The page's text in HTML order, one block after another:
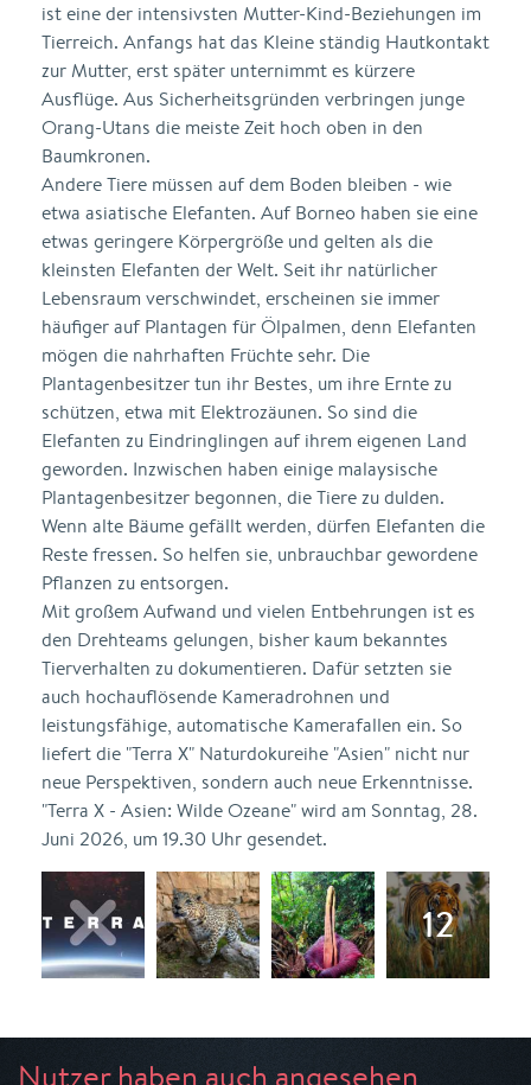
ist eine der intensivsten Mutter-Kind-Beziehungen im
Tierreich. Anfangs hat das Kleine ständig Hautkontakt
zur Mutter, erst später unternimmt es kürzere
Ausflüge. Aus Sicherheitsgründen verbringen junge
Orang-Utans die meiste Zeit hoch oben in den
Baumkronen.
Andere Tiere müssen auf dem Boden bleiben - wie
etwa asiatische Elefanten. Auf Borneo haben sie eine
etwas geringere Körpergröße und gelten als die
kleinsten Elefanten der Welt. Seit ihr natürlicher
Lebensraum verschwindet, erscheinen sie immer
häufiger auf Plantagen für Ölpalmen, denn Elefanten
mögen die nahrhaften Früchte sehr. Die
Plantagenbesitzer tun ihr Bestes, um ihre Ernte zu
schützen, etwa mit Elektrozäunen. So sind die
Elefanten zu Eindringlingen auf ihrem eigenen Land
geworden. Inzwischen haben einige malaysische
Plantagenbesitzer begonnen, die Tiere zu dulden.
Wenn alte Bäume gefällt werden, dürfen Elefanten die
Reste fressen. So helfen sie, unbrauchbar gewordene
Pflanzen zu entsorgen.
Mit großem Aufwand und vielen Entbehrungen ist es
den Drehteams gelungen, bisher kaum bekanntes
Tierverhalten zu dokumentieren. Dafür setzten sie
auch hochauflösende Kameradrohnen und
leistungsfähige, automatische Kamerafallen ein. So
liefert die "Terra X" Naturdokureihe "Asien" nicht nur
neue Perspektiven, sondern auch neue Erkenntnisse.
"Terra X - Asien: Wilde Ozeane" wird am Sonntag, 28.
Juni 2026, um 19.30 Uhr gesendet.
Nutzer haben auch angesehen